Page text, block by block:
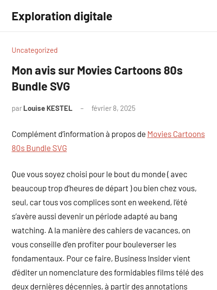
contenu
Exploration digitale
Uncategorized
Mon avis sur Movies Cartoons 80s
Bundle SVG
par Louise KESTEL février 8, 2025
Complément d’information à propos de Movies Cartoons
80s Bundle SVG
Que vous soyez choisi pour le bout du monde ( avec
beaucoup trop d’heures de départ ) ou bien chez vous,
seul, car tous vos complices sont en weekend, l’été
s’avère aussi devenir un période adapté au bang
watching. A la manière des cahiers de vacances, on
vous conseille d’en profiter pour bouleverser les
fondamentaux. Pour ce faire, Business Insider vient
d’éditer un nomenclature des formidables films télé des
deux dernières décennies, à partir des annotations